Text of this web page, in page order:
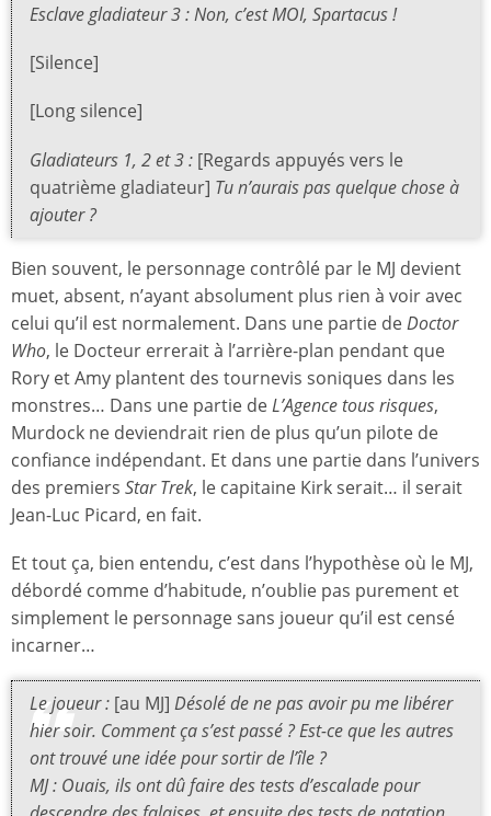
Esclave gladiateur 3 : Non, c’est MOI, Spartacus !
[Silence]
[Long silence]
Gladiateurs 1, 2 et 3 : [Regards appuyés vers le
quatrième gladiateur] Tu n’aurais pas quelque chose à
ajouter ?
Bien souvent, le personnage contrôlé par le MJ devient
muet, absent, n’ayant absolument plus rien à voir avec
celui qu’il est normalement. Dans une partie deDoctor
Who, le Docteur errerait à l’arrière-plan pendant que
Rory et Amy plantent des tournevis soniques dans les
monstres… Dans une partie deL’Agence tous risques,
Murdock ne deviendrait rien de plus qu’un pilote de
confiance indépendant. Et dans une partie dans l’univers
des premiers Star Trek, le capitaine Kirk serait… il serait
Jean-Luc Picard, en fait.
Et tout ça, bien entendu, c’est dans l’hypothèse où le MJ,
débordé comme d’habitude, n’oublie pas purement et
simplement le personnage sans joueur qu’il est censé
incarner…
Le joueur : [au MJ] Désolé de ne pas avoir pu me libérer
hier soir. Comment ça s’est passé ? Est-ce que les autres
ont trouvé une idée pour sortir de l’île ?
MJ : Ouais, ils ont dû faire des tests d’escalade pour